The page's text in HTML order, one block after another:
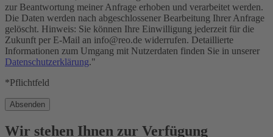
zur Beantwortung meiner Anfrage erhoben und verarbeitet werden.
Die Daten werden nach abgeschlossener Bearbeitung Ihrer Anfrage
gelöscht. Hinweis: Sie können Ihre Einwilligung jederzeit für die
Zukunft per E-Mail an info@reo.de widerrufen. Detaillierte
Informationen zum Umgang mit Nutzerdaten finden Sie in unserer
Datenschutzerklärung."
*Pflichtfeld
Wir stehen Ihnen zur Verfügung